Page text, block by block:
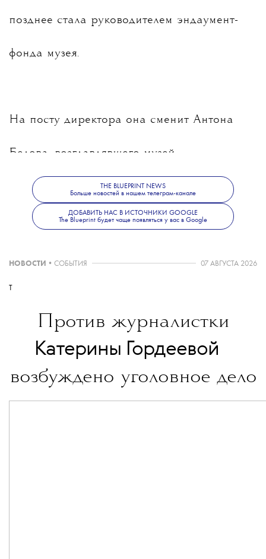
позднее стала руководителем эндаумент-
фонда музея.
На посту директора она сменит Антона
Белова , возглавлявшего музей
с 2010 года, — он займется развитием
личных проектов, а также продолжит
Весной 2024 года в музее и у его
руководителей прошли обыски в рамках
уголовного дела в отношении экс-издателя
«Медиазоны» Петра Верзилова (издание
THE BLUEPRINT NEWS
Больше новостей в нашем телеграм-канале
ДОБАВИТЬ НАС В ИСТОЧНИКИ GOOGLE
The Blueprint будет чаще появляться у вас в Google
НОВОСТИ • СОБЫТИЯ 07 АВГУСТА 2026
T
Против журналистки
Катерины Гордеевой
возбуждено уголовное дело